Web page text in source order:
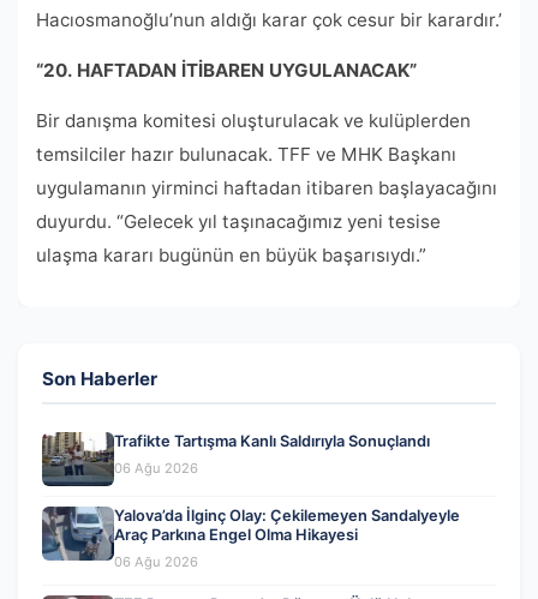
Hacıosmanoğlu’nun aldığı karar çok cesur bir karardır.’
“20. HAFTADAN İTİBAREN UYGULANACAK”
Bir danışma komitesi oluşturulacak ve kulüplerden
temsilciler hazır bulunacak. TFF ve MHK Başkanı
uygulamanın yirminci haftadan itibaren başlayacağını
duyurdu. “Gelecek yıl taşınacağımız yeni tesise
ulaşma kararı bugünün en büyük başarısıydı.”
Son Haberler
Trafikte Tartışma Kanlı Saldırıyla Sonuçlandı
06 Ağu 2026
Yalova’da İlginç Olay: Çekilemeyen Sandalyeyle
Araç Parkına Engel Olma Hikayesi
06 Ağu 2026